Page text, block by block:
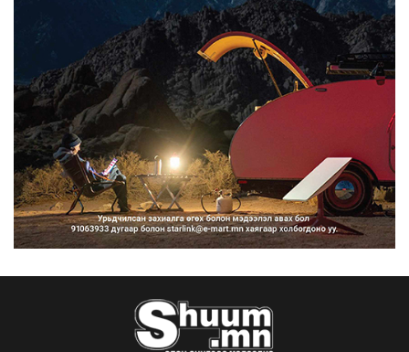
2026/08/06
Прокурорын байгууллага өнгөрсөн
долоо хоногт 29,44...
2026/08/05
Тэгш, сондгойгоор замын
хөдөлгөөнд оролцох зохицуу...
2026/08/05
Тэгш, сондгойгоор хөдөлгөөнд
оролцуулах зохицуулал...
2026/08/05